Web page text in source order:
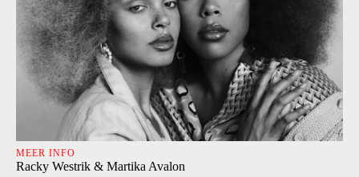
MEER INFO
Racky Westrik & Martika Avalon